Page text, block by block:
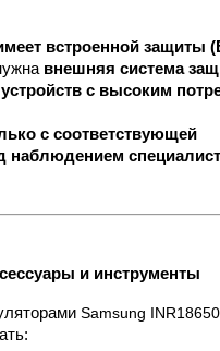
встроенной защиты
внешняя система
с высоким
с соответствующей
наблюдением
и инструменты
Samsung